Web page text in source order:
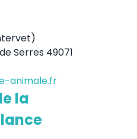
Serres 49071
animale.fr
la